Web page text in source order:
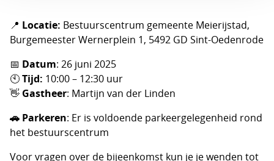
📍 Locatie: Bestuurscentrum gemeente Meierijstad,
Burgemeester Wernerplein 1, 5492 GD Sint-Oedenrode
📅 Datum: 26 juni 2025
🕙Tijd: 10:00 – 12:30 uur
👋 Gastheer: Martijn van der Linden
🚗 Parkeren: Er is voldoende parkeergelegenheid rond
het bestuurscentrum
Voor vragen over de bijeenkomst kun je je wenden tot